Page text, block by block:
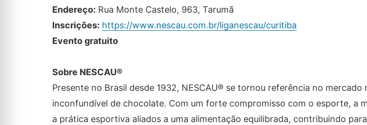
Endereço: Rua Monte Castelo, 963, Tarumã
Inscrições: https://www.nescau.com.br/liganescau/curitiba
Evento gratuito
Sobre NESCAU®
Presente no Brasil desde 1932, NESCAU® se tornou referência no mercado
inconfundível de chocolate. Com um forte compromisso com o esporte, a
a prática esportiva aliados a uma alimentação equilibrada, contribuindo